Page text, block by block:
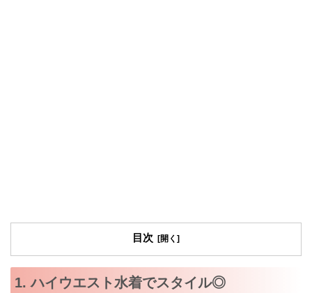
目次
1. ハイウエスト水着でスタイル◎